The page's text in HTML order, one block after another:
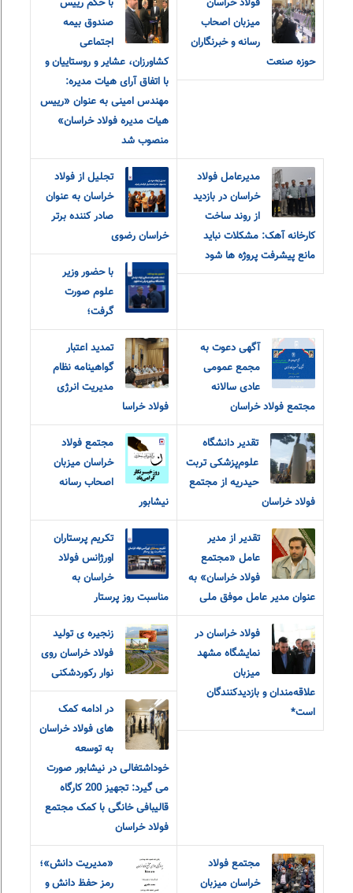
فولاد خراسان
میزبان اصحاب
رسانه و خبرنگاران
حوزه صنعت
با حکم رییس
صندوق بیمه
اجتماعی
کشاورزان، عشایر و روستاییان و
با اتفاق آرای هیات مدیره:
مهندس امینی به عنوان «رییس
هیات مدیره فولاد خراسان»
منصوب شد
مدیرعامل فولاد
خراسان در بازدید
از روند ساخت
کارخانه آهک: مشکلات نباید
مانع پیشرفت پروژه ها شود
تجلیل از فولاد
خراسان به عنوان
صادر کننده برتر
خراسان رضوی
با حضور وزیر
علوم صورت
گرفت؛
آگهی دعوت به
مجمع عمومی
عادی سالانه
مجتمع فولاد خراسان
تمدید اعتبار
گواهینامه نظام
مدیریت انرژی
فولاد خراسا
تقدیر دانشگاه
علوم‌پزشکی تربت
حیدریه از مجتمع
فولاد خراسان
مجتمع فولاد
خراسان میزبان
اصحاب رسانه
نیشابور
تقدیر از مدیر
عامل «مجتمع
فولاد خراسان» به
عنوان مدیر عامل موفق ملی
تکریم پرستاران
اورژانس فولاد
خراسان به
مناسبت روز پرستار
فولاد خراسان در
نمایشگاه مشهد
میزبان
علاقه‌مندان و‌ بازدیدکنندگان
است*
زنجیره ی تولید
فولاد خراسان روی
نوار رکوردشکنی
در ادامه کمک
های فولاد خراسان
به توسعه
خوداشتغالی در نیشابور صورت
می گیرد: تجهیز 200 کارگاه
قالیبافی خانگی با کمک مجتمع
فولاد خراسان
مجتمع فولاد
خراسان میزبان
«مديريت دانش»؛
رمز حفظ دانش و